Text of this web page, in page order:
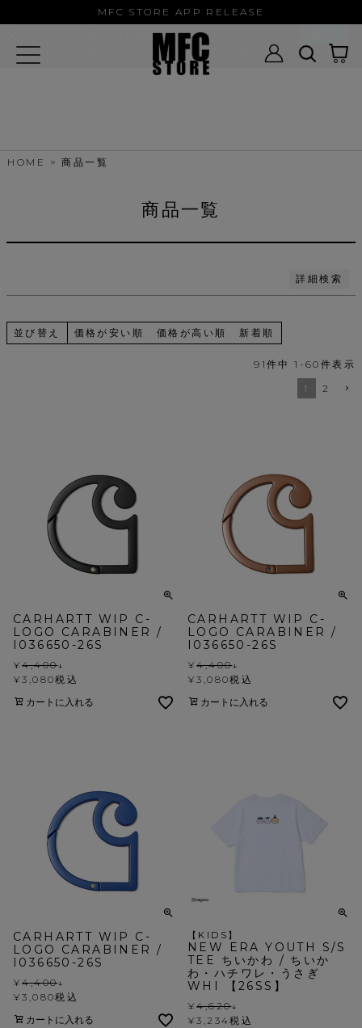
MFC STORE APP RELEASE
HOME 商品一覧
商品一覧
詳細検索
予約商品のみを表示
価格が安い順
価格が高い順
キーワードヒット順
検索
並び替え 価格が安い順 価格が高い順 新着順
91 件中 1 - 60 件表示
1
2
CARHARTT WIP C-
LOGO CARABINER /
I036650-26S
¥4,400↓
¥3,080税込
カートに入れる
CARHARTT WIP C-
LOGO CARABINER /
I036650-26S
¥4,400↓
¥3,080税込
カートに入れる
CARHARTT WIP C-
LOGO CARABINER /
I036650-26S
¥4,400↓
¥3,080税込
カートに入れる
【KIDS】
NEW ERA YOUTH S/S
TEE ちいかわ / ちいか
わ・ハチワレ・うさぎ
WHI 【26SS】
¥4,620↓
¥3,234税込
MFC STORE
MFC STORE/EXAMPLE 公式アプリ -
Google Play